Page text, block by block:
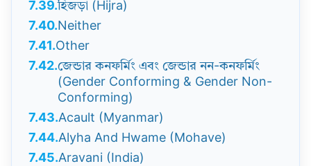
7.39.হিজড়া (Hijra)
7.40. Neither
7.41.Other
7.42.জেন্ডার কনফর্মিং এবং জেন্ডার নন-কনফর্মিং
(Gender Conforming & Gender Non-
Conforming)
7.43.Acault (Myanmar)
7.44.Alyha And Hwame (Mohave)
7.45.Aravani (India)